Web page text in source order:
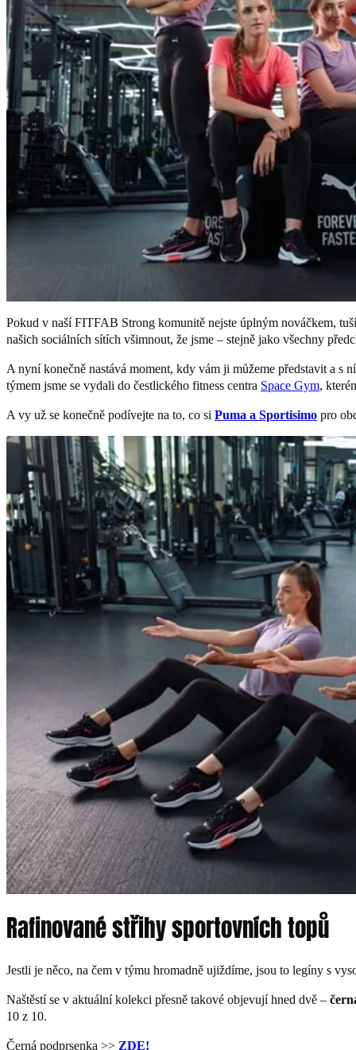
Pokud v naší FITFAB Strong komunitě nejste úplným nováčkem,
našich sociálních sítích všimnout, že jsme – stejně jako všechny
A nyní konečně nastává moment, kdy vám ji můžeme představit a
týmem jsme se vydali do čestlického fitness centra Space Gym,
A vy už se konečně podívejte na to, co si Puma a Sportisimo pro
Rafinované střihy sportovních topů
Jestli je něco, na čem v týmu hromadně ujiždíme, jsou to legíny s
Naštěstí se v aktuální kolekci přesně takové objevují hned dvě –
10 z 10.
Černá podprsenka >> ZDE!